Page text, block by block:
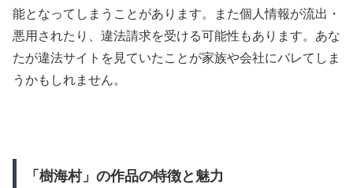
能となってしまうことがあります。また個人情報が流出・
悪用されたり、違法請求を受ける可能性もあります。あな
たが違法サイトを見ていたことが家族や会社にバレてしま
うかもしれません。
「樹海村」の作品の特徴と魅力